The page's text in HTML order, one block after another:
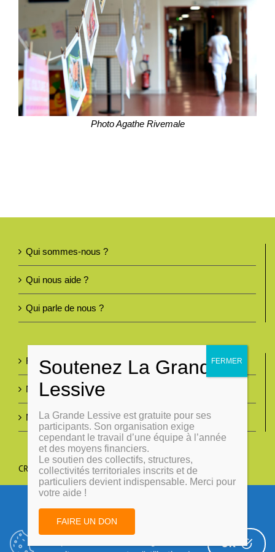
Photo Agathe Rivemale
Qui sommes-nous ?
Qui nous aide ?
Qui parle de nous ?
Foire aux questions
Nous contacter
Mentions légales
CRÉONS DU LIEN
La Grande Lessive est gratuite pour ses
participants. Son organisation exige
cependant le travail d’une équipe à l’année
et des moyens financiers.
Le soutien des collectifs, structures,
collectivités territoriales inscrits et de
particuliers devient indispensable. Merci pour
votre aide !
FAIRE UN DON
Politiques d'utilisation des
cookies
OK